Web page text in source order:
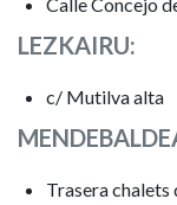
LEZKAIRU:
c/ Mutilva alta
Trasera chalets